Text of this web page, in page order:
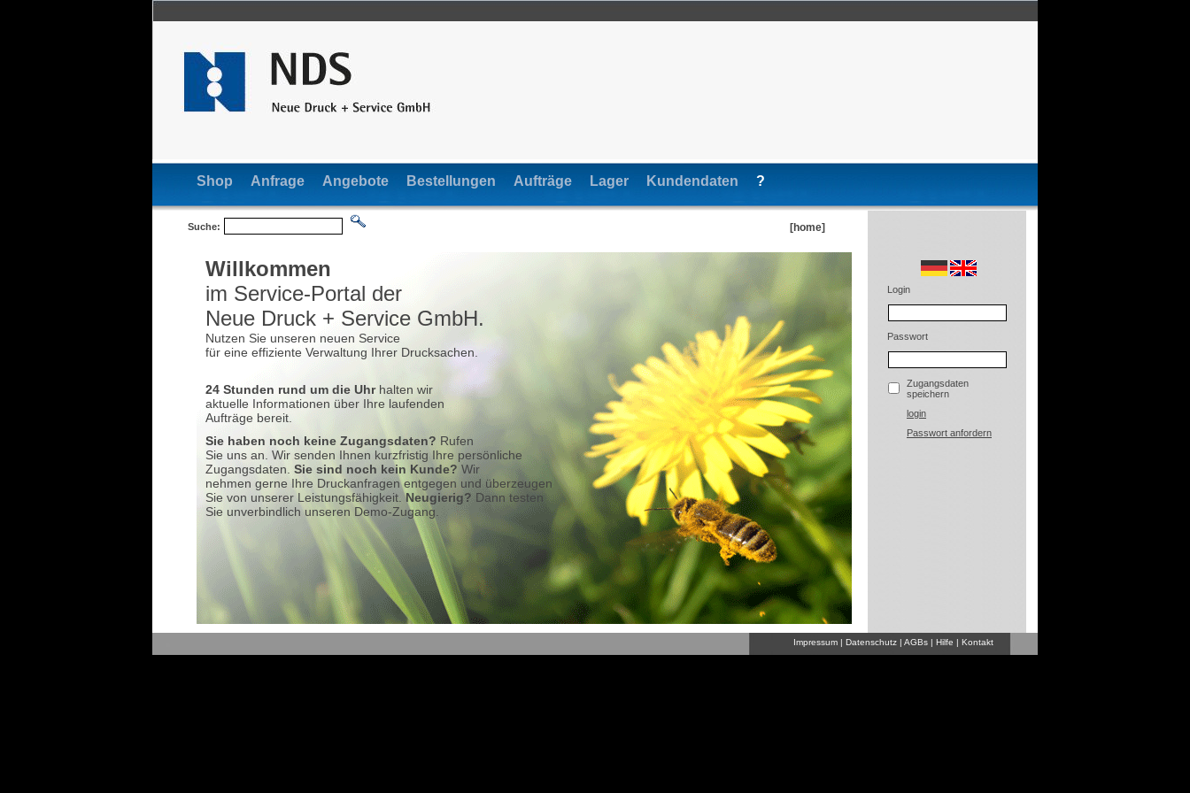
Shop Anfrage Angebote Bestellungen Aufträge Lager Kundendaten ?
[home]
Suche:
Login
Passwort
Zugangsdaten
speichern
login
Passwort anfordern
Willkommen
im Service-Portal der
Neue Druck + Service GmbH.
Nutzen Sie unseren neuen Service
für eine effiziente Verwaltung Ihrer Drucksachen.
24 Stunden rund um die Uhrhalten wir
aktuelle Informationen über Ihre laufenden
Aufträge bereit.
Sie haben noch keine Zugangsdaten? Rufen
Sie uns an. Wir senden Ihnen kurzfristig Ihre persönliche
Zugangsdaten. Sie sind noch kein Kunde? Wir
nehmen gerne Ihre Druckanfragen entgegen und überzeugen
Sie von unserer Leistungsfähigkeit.Neugierig? Dann testen
Sie unverbindlich unseren Demo-Zugang.
Impressum | Datenschutz | AGBs | Hilfe | Kontakt